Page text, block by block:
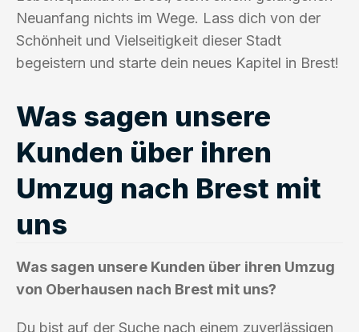
Neuanfang nichts im Wege. Lass dich von der
Schönheit und Vielseitigkeit dieser Stadt
begeistern und starte dein neues Kapitel in Brest!
Was sagen unsere
Kunden über ihren
Umzug nach Brest mit
uns
Was sagen unsere Kunden über ihren Umzug
von Oberhausen nach Brest mit uns?
Du bist auf der Suche nach einem zuverlässigen